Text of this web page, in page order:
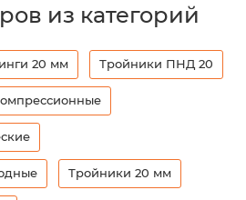
из категорий
20 мм Тройники ПНД 20
Тройники 20 мм